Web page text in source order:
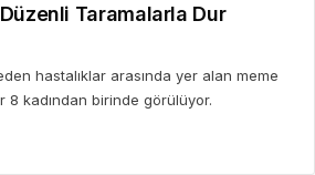
Taramalarla Dur
hastalıklar arasında yer alan meme
kadından birinde görülüyor.